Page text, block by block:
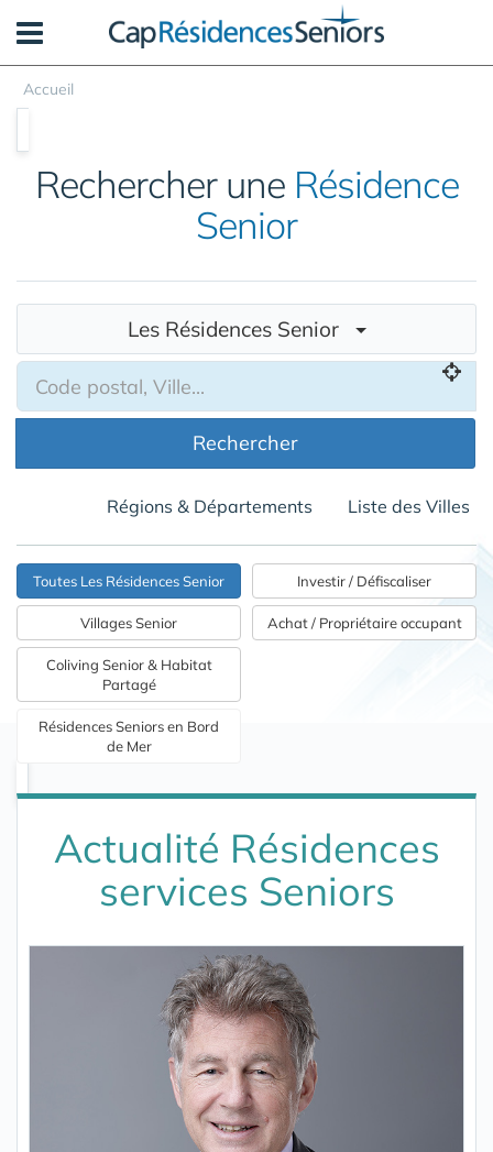
Accueil
Rechercher une Résidence
Senior
Les Résidences Senior
Rechercher
Régions & Départements Liste des Villes
Toutes Les Résidences Senior
Villages Senior
Coliving Senior & Habitat
Partagé
Résidences Seniors en Bord
de Mer
Investir / Défiscaliser
Achat / Propriétaire occupant
Actualité Résidences
services Seniors